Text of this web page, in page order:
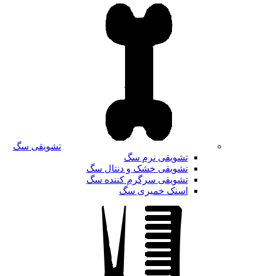
تشویقی سگ
تشویقی نرم سگ
تشویقی خشک و دنتال سگ
تشویقی سرگرم کننده سگ
اسنک خمیری سگ